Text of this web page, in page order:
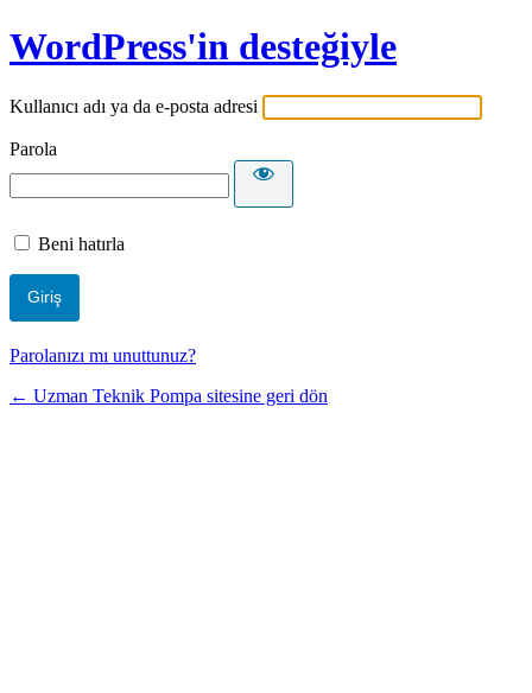
WordPress'in desteğiyle
Kullanıcı adı ya da e-posta adresi
Parola
Beni hatırla
Parolanızı mı unuttunuz?
← Uzman Teknik Pompa sitesine geri dön